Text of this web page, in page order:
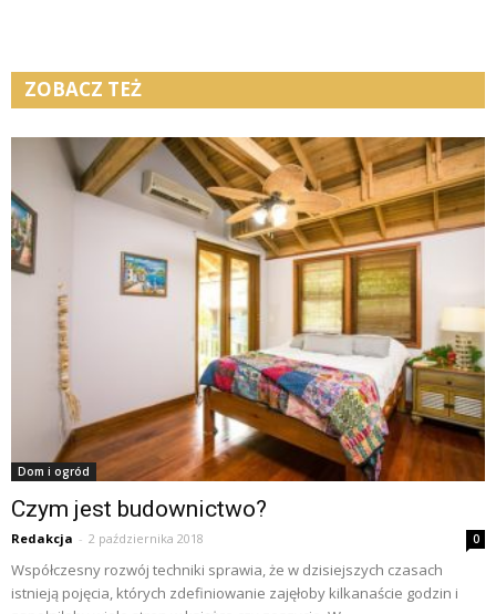
ZOBACZ TEŻ
Dom i ogród
Czym jest budownictwo?
Redakcja - 2 października 2018 0
Współczesny rozwój techniki sprawia, że w dzisiejszych czasach
istnieją pojęcia, których zdefiniowanie zajęłoby kilkanaście godzin i